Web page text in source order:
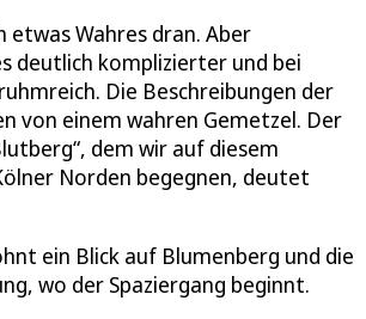
etwas Wahres dran. Aber
deutlich komplizierter und bei
Die Beschreibungen der
von einem wahren Gemetzel. Der
dem wir auf diesem
Norden begegnen, deutet
ein Blick auf Blumenberg und die
wo der Spaziergang beginnt.